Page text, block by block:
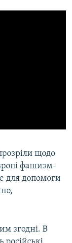
щодо
фашизм-
для допомоги
згодні. В